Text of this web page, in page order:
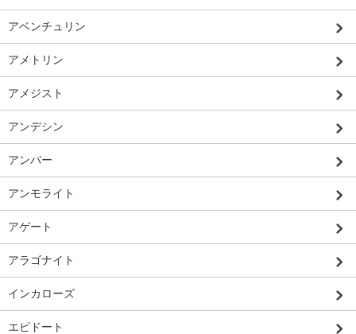
アベンチュリン
アメトリン
アメジスト
アンデシン
アンバー
アンモライト
アゲート
アラゴナイト
インカローズ
エピドート